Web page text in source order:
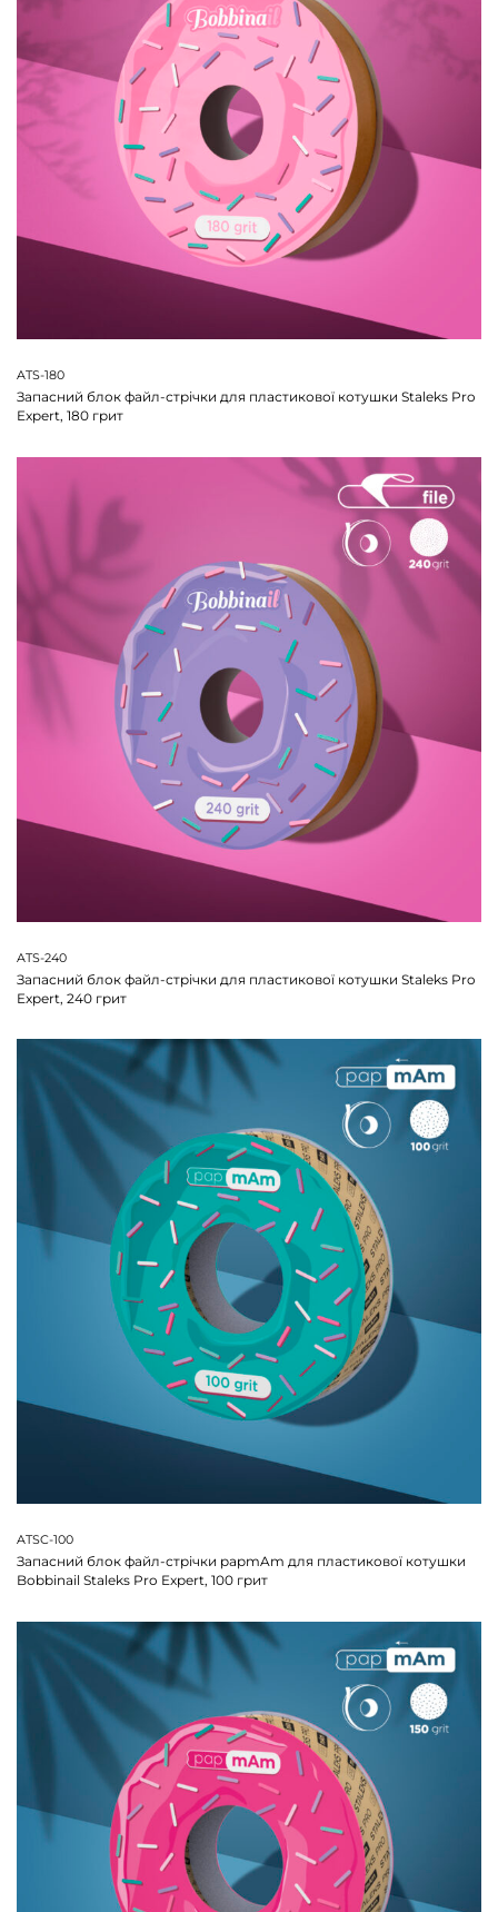
ATS-180
Запасний блок файл-стрічки для пластикової котушки Staleks Pro
Expert, 180 грит
ATS-240
Запасний блок файл-стрічки для пластикової котушки Staleks Pro
Expert, 240 грит
ATSC-100
Запасний блок файл-стрічки papmAm для пластикової котушки
Bobbinail Staleks Pro Expert, 100 грит